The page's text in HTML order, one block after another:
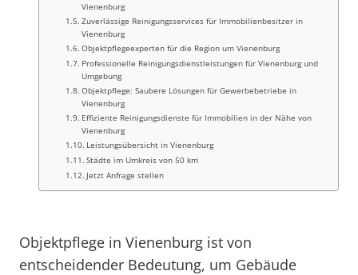
Vienenburg
Zuverlässige Reinigungsservices für Immobilienbesitzer in
Vienenburg
Objektpflegeexperten für die Region um Vienenburg
Professionelle Reinigungsdienstleistungen für Vienenburg und
Umgebung
Objektpflege: Saubere Lösungen für Gewerbebetriebe in
Vienenburg
Effiziente Reinigungsdienste für Immobilien in der Nähe von
Vienenburg
Leistungsübersicht in Vienenburg
Städte im Umkreis von 50 km
Jetzt Anfrage stellen
Objektpflege in Vienenburg ist von
entscheidender Bedeutung, um Gebäude